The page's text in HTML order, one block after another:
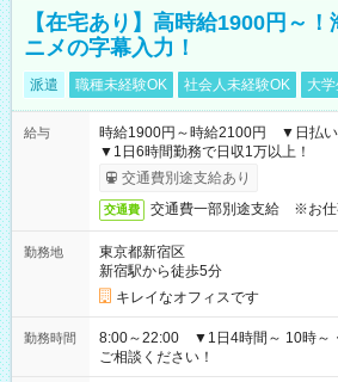
【在宅あり】高時給1900円～
ニメの字幕入力！
派遣 職種未経験OK 社会人未経験OK 大
給与
時給1900円～時給2100円 ▼日払
▼1日6時間勤務で日収1万以上！
交通費別途支給あり
交通費 交通費一部別途支給 ※お仕
勤務地
東京都新宿区
新宿駅から徒歩5分
キレイなオフィスです
勤務時間
8:00～22:00 ▼1日4時間～ 10時～
ご相談ください！